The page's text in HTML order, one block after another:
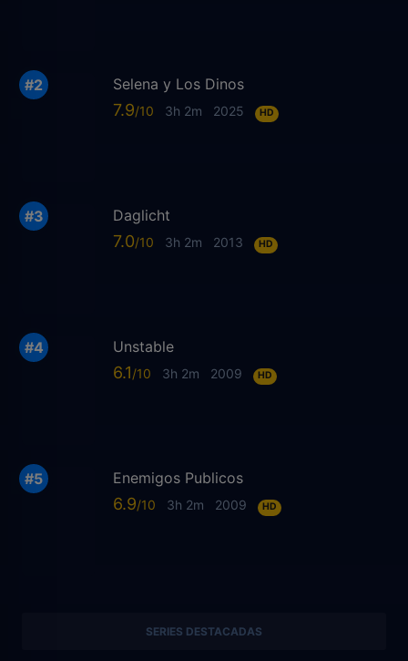
Selena y Los Dinos
7.9 3h 2m 2025 HD
Daglicht
7.0 3h 2m 2013 HD
Unstable
6.1 3h 2m 2009 HD
Enemigos Publicos
6.9 3h 2m 2009 HD
SERIES DESTACADAS